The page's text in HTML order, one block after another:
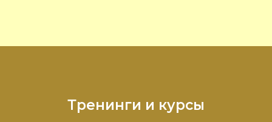
Тренинги и курсы